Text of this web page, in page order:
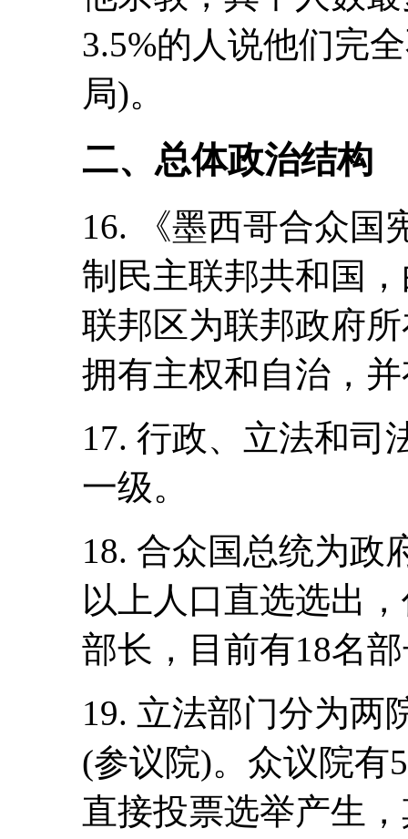
3.5%的人说他们完
局)。
二、总体政治结构
16. 《墨西哥合众国
制民主联邦共和国
联邦区为联邦政府
拥有主权和自治，
17. 行政、立法和司
一级。
18. 合众国总统为政
以上人口直选选出
部长，目前有18名
19. 立法部门分为两
(参议院)。众议院有
直接投票选举产生